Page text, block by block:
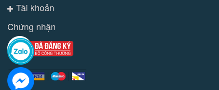
Tài khoản
Chứng nhận